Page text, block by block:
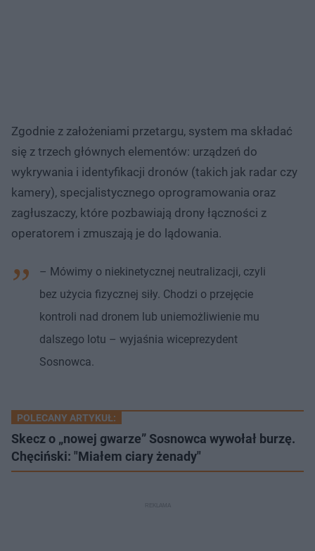
Zgodnie z założeniami przetargu, system ma składać
się z trzech głównych elementów: urządzeń do
wykrywania i identyfikacji dronów (takich jak radar czy
kamery), specjalistycznego oprogramowania oraz
zagłuszaczy, które pozbawiają drony łączności z
operatorem i zmuszają je do lądowania.
– Mówimy o niekinetycznej neutralizacji, czyli
bez użycia fizycznej siły. Chodzi o przejęcie
kontroli nad dronem lub uniemożliwienie mu
dalszego lotu – wyjaśnia wiceprezydent
Sosnowca.
POLECANY ARTYKUŁ:
Skecz o „nowej gwarze” Sosnowca wywołał burzę.
Chęciński: "Miałem ciary żenady"